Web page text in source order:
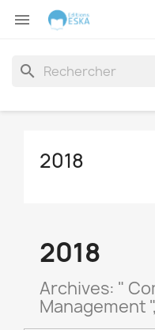

search
2018
2018
Archives: "
Management